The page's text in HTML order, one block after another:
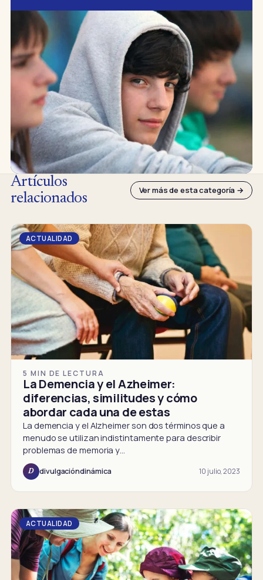
Artículos
relacionados
Ver más de esta categoría →
ACTUALIDAD
5 MIN DE LECTURA
La Demencia y el Azheimer:
diferencias, similitudes y cómo
abordar cada una de estas
La demencia y el Alzheimer son dos términos que a
menudo se utilizan indistintamente para describir
problemas de memoria y…
D divulgacióndinámica 10 julio, 2023
ACTUALIDAD